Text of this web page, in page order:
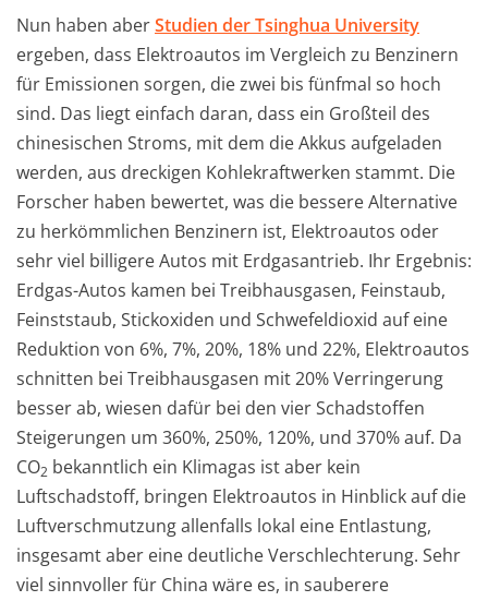
Nun haben aberStudien der Tsinghua University
ergeben, dass Elektroautos im Vergleich zu Benzinern
für Emissionen sorgen, die zwei bis fünfmal so hoch
sind. Das liegt einfach daran, dass ein Großteil des
chinesischen Stroms, mit dem die Akkus aufgeladen
werden, aus dreckigen Kohlekraftwerken stammt. Die
Forscher haben bewertet, was die bessere Alternative
zu herkömmlichen Benzinern ist, Elektroautos oder
sehr viel billigere Autos mit Erdgasantrieb. Ihr Ergebnis:
Erdgas-Autos kamen bei Treibhausgasen, Feinstaub,
Feinststaub, Stickoxiden und Schwefeldioxid auf eine
Reduktion von 6%, 7%, 20%, 18% und 22%, Elektroautos
schnitten bei Treibhausgasen mit 20% Verringerung
besser ab, wiesen dafür bei den vier Schadstoffen
Steigerungen um 360%, 250%, 120%, und 370% auf. Da
CO2 bekanntlich ein Klimagas ist aber kein
Luftschadstoff, bringen Elektroautos in Hinblick auf die
Luftverschmutzung allenfalls lokal eine Entlastung,
insgesamt aber eine deutliche Verschlechterung. Sehr
viel sinnvoller für China wäre es, in sauberere